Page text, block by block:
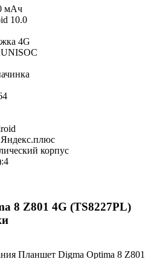
мАч
10.0
4G
корпус
8 Z801 4G (TS8227PL)
Планшет Digma Optima 8 Z801